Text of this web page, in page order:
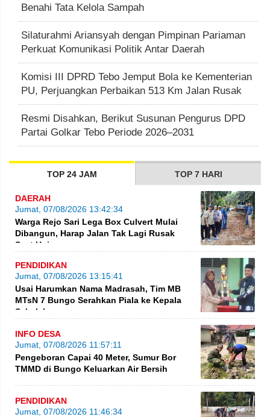
Benahi Tata Kelola Sampah
Silaturahmi Ariansyah dengan Pimpinan Pariaman
Perkuat Komunikasi Politik Antar Daerah
Komisi III DPRD Tebo Jemput Bola ke Kementerian
PU, Perjuangkan Perbaikan 513 Km Jalan Rusak
Resmi Disahkan, Berikut Susunan Pengurus DPD
Partai Golkar Tebo Periode 2026–2031
TOP 24 JAM TOP 7 HARI
DAERAH
Jumat, 07/08/2026 13:42:34
Warga Rejo Sari Lega Box Culvert Mulai
Dibangun, Harap Jalan Tak Lagi Rusak
Saat Hujan
PENDIDIKAN
Jumat, 07/08/2026 13:15:41
Usai Harumkan Nama Madrasah, Tim MB
MTsN 7 Bungo Serahkan Piala ke Kepala
Sekolah
INFO DESA
Jumat, 07/08/2026 11:57:11
Pengeboran Capai 40 Meter, Sumur Bor
TMMD di Bungo Keluarkan Air Bersih
PENDIDIKAN
Jumat, 07/08/2026 11:46:34